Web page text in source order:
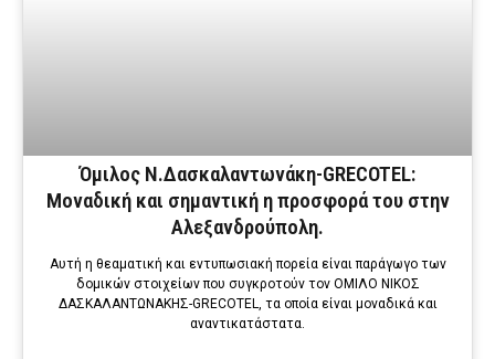
Όμιλος Ν.Δασκαλαντωνάκη-GRECOTEL:
Μοναδική και σημαντική η προσφορά του στην
Αλεξανδρούπολη.
Αυτή η θεαματική και εντυπωσιακή πορεία είναι παράγωγο των
δομικών στοιχείων που συγκροτούν τον ΟΜΙΛΟ ΝΙΚΟΣ
ΔΑΣΚΑΛΑΝΤΩΝΑΚΗΣ-GRECOTEL, τα οποία είναι μοναδικά και
αναντικατάστατα.